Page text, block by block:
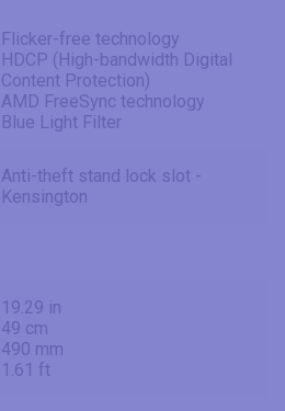
Flicker-free technology
HDCP (High-bandwidth Digital
Content Protection)
AMD FreeSync technology
Blue Light Filter
Anti-theft stand lock slot -
Kensington
19.29 in
49 cm
490 mm
1.61 ft